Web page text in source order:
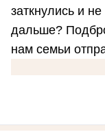
заткнулись и
дальше?
нам семьи